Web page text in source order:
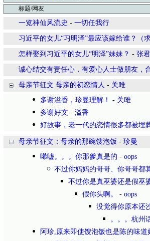
标题/网友
一览神仙风流史 - 一切任我行
习近平的女儿“习明泽”最应该嫁给谁？（求
怎样娶到习近平的女儿“明泽”妹妹？ - 张
诚心结交有责任心，有爱心人士做朋友，
母亲节征文 母亲的初恋情人 - 关雎
多谢溢香，珍曼理解！
- 关雎
多谢好文 - 溢香
好故事，老一代的恋情很多都被埋
母亲节征文：母亲的那碗馊泡饭 - 珍曼
唏嘘。。。你那爹真是的 - oops
不过你妈妈的哥哥、你哥哥都
不过你是真巫婆还是假巫
假你头啊。
- oops
没觉得你原本还
。。。杭州
阿珍,原来即使馊泡饭也是陈的味道